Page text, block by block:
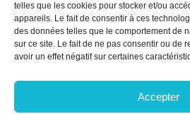
telles que les cookies pour stocker et/ou
appareils. Le fait de consentir à ces
des données telles que le comportement de
sur ce site. Le fait de ne pas consentir ou de
avoir un effet négatif sur certaines
Accepter
Confédération Nationale
& Associations de
17 rue Navoiseau – 93100